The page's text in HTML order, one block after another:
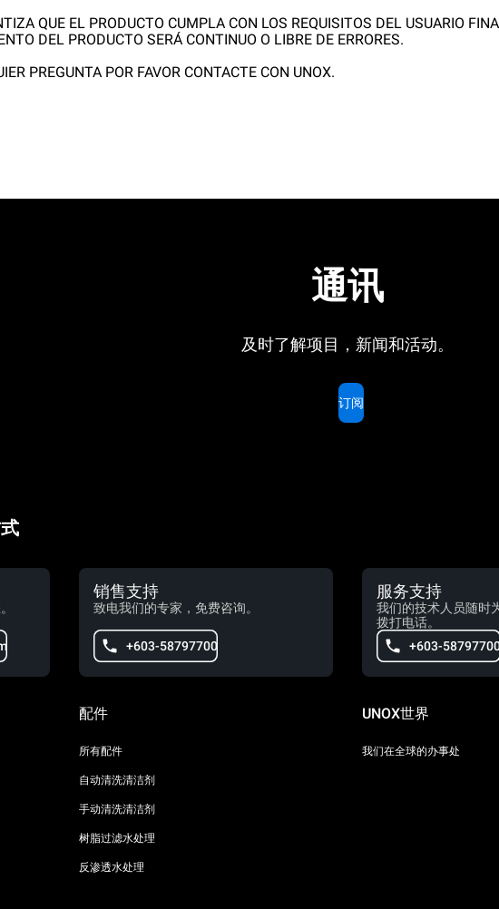
QUE EL PRODUCTO CUMPLA CON LOS REQUISITOS DEL USUARIO
DEL PRODUCTO SERÁ CONTINUO O LIBRE DE ERRORES.
PREGUNTA POR FAVOR CONTACTE CON UNOX.
通讯
及时了解项目，新闻和活动。
订阅
销售支持
致电我们的专家，免费咨询。
+603-58797700
服务支持
我们的技术人员随时
拨打电话。
+603-58797700
配件
所有配件
自动清洗清洁剂
手动清洗清洁剂
树脂过滤水处理
反渗透水处理
UNOX世界
我们在全球的办事处